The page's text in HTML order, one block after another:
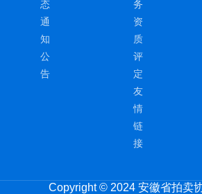
态
通
知
公
告
务
资
质
评
定
友
情
链
接
Copyright © 2024 安徽省拍卖